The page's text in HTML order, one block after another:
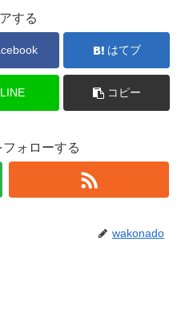
する
はてブ
LINE コピー
ォローする
wakonado